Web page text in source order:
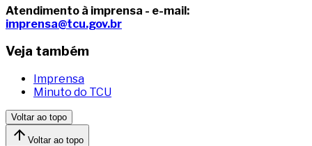
Atendimento à imprensa - e-mail:
imprensa@tcu.gov.br
Veja também
Imprensa
Minuto do TCU
Voltar ao topo
Voltar ao topo